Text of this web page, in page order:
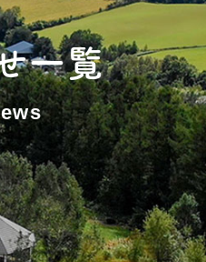
一覧